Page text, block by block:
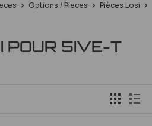
Options / Pieces Pièces Losi
POUR 5IVE-T